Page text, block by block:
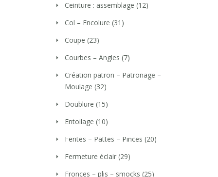
Ceinture : assemblage (12)
Col – Encolure (31)
Coupe (23)
Courbes – Angles (7)
Création patron – Patronage –
Moulage (32)
Doublure (15)
Entoilage (10)
Fentes – Pattes – Pinces (20)
Fermeture éclair (29)
Fronces – plis – smocks (25)